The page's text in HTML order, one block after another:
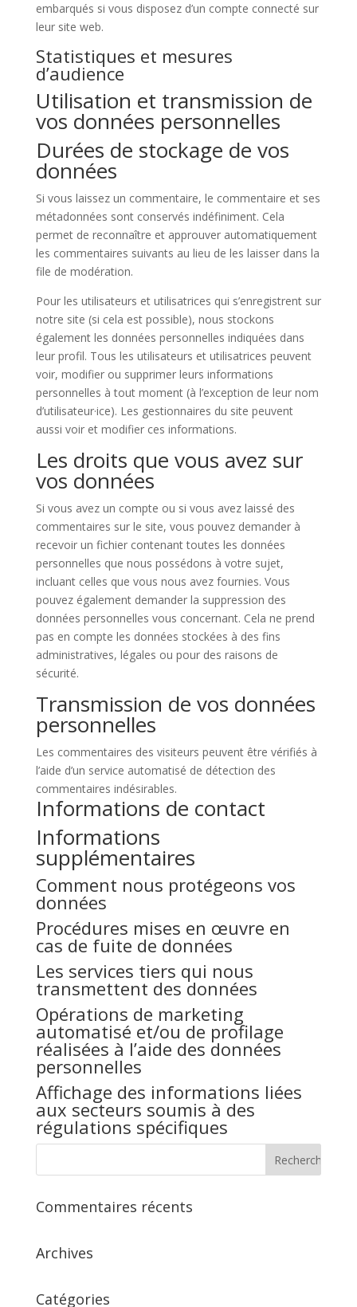
embarqués si vous disposez d’un compte connecté sur
leur site web.
Statistiques et mesures
d’audience
Utilisation et transmission de
vos données personnelles
Durées de stockage de vos
données
Si vous laissez un commentaire, le commentaire et ses
métadonnées sont conservés indéfiniment. Cela
permet de reconnaître et approuver automatiquement
les commentaires suivants au lieu de les laisser dans la
file de modération.
Pour les utilisateurs et utilisatrices qui s’enregistrent sur
notre site (si cela est possible), nous stockons
également les données personnelles indiquées dans
leur profil. Tous les utilisateurs et utilisatrices peuvent
voir, modifier ou supprimer leurs informations
personnelles à tout moment (à l’exception de leur nom
d’utilisateur·ice). Les gestionnaires du site peuvent
aussi voir et modifier ces informations.
Les droits que vous avez sur
vos données
Si vous avez un compte ou si vous avez laissé des
commentaires sur le site, vous pouvez demander à
recevoir un fichier contenant toutes les données
personnelles que nous possédons à votre sujet,
incluant celles que vous nous avez fournies. Vous
pouvez également demander la suppression des
données personnelles vous concernant. Cela ne prend
pas en compte les données stockées à des fins
administratives, légales ou pour des raisons de
sécurité.
Transmission de vos données
personnelles
Les commentaires des visiteurs peuvent être vérifiés à
l’aide d’un service automatisé de détection des
commentaires indésirables.
Informations de contact
Informations
supplémentaires
Comment nous protégeons vos
données
Procédures mises en œuvre en
cas de fuite de données
Les services tiers qui nous
transmettent des données
Opérations de marketing
automatisé et/ou de profilage
réalisées à l’aide des données
personnelles
Affichage des informations liées
aux secteurs soumis à des
régulations spécifiques
Commentaires récents
Archives
Catégories